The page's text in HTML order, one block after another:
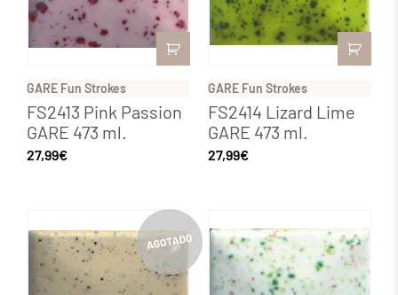
GARE Fun Strokes
FS2413 Pink Passion
GARE 473 ml.
27,99€
GARE Fun Strokes
FS2414 Lizard Lime
GARE 473 ml.
27,99€